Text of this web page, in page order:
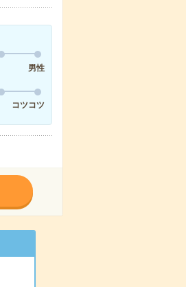
男性
コツコツ